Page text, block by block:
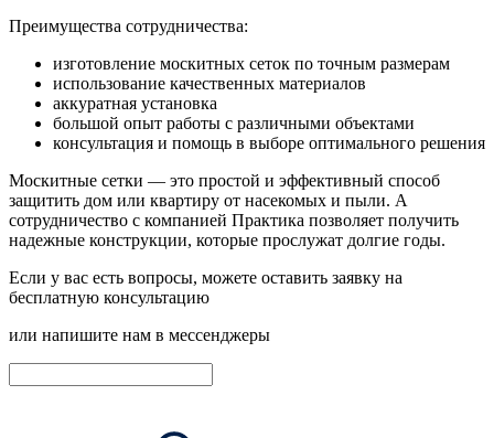
Преимущества сотрудничества:
изготовление москитных сеток по точным размерам
использование качественных материалов
аккуратная установка
большой опыт работы с различными объектами
консультация и помощь в выборе оптимального решения
Москитные сетки — это простой и эффективный способ
защитить дом или квартиру от насекомых и пыли. А
сотрудничество с компанией Практика позволяет получить
надежные конструкции, которые прослужат долгие годы.
Если у вас есть вопросы, можете оставить заявку на
бесплатную консультацию
или напишите нам в мессенджеры